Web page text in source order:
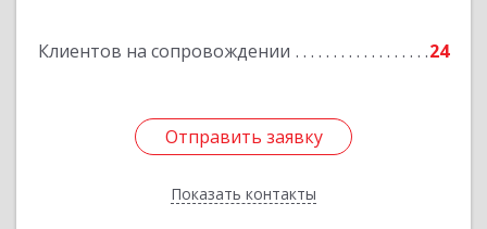
Клиентов на сопровождении 24
Отправить заявку
Показать контакты
Отправить заявку
Назад